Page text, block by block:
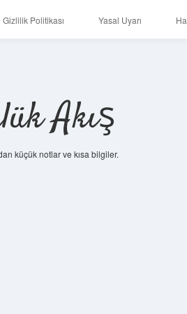
Gizlilik Politikası Yasal Uyarı
Akış
küçük notlar ve kısa bilgiler.